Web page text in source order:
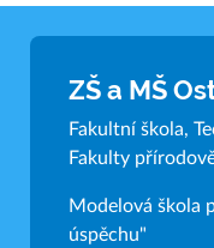
ZŠ a MŠ
Fakultní škola,
Fakulty
Modelová škola
úspěchu"